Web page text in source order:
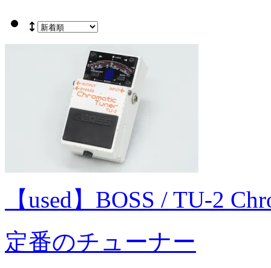
【used】BOSS / TU-2
定番のチューナー